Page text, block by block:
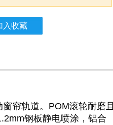
入收藏
帘轨道。POM滚轮耐磨且
钢板静电喷涂，铝合